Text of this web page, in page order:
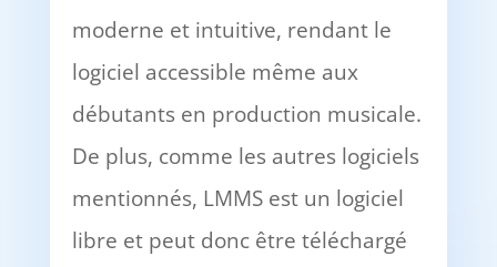
moderne et intuitive, rendant le
logiciel accessible même aux
débutants en production musicale.
De plus, comme les autres logiciels
mentionnés, LMMS est un logiciel
libre et peut donc être téléchargé